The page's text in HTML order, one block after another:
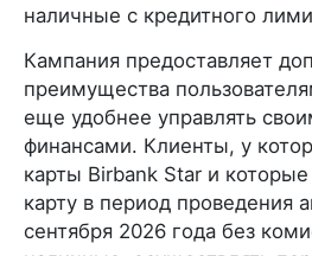
наличные с кредитного
Кампания предоставляет
преимущества
еще удобнее управлять
финансами. Клиенты, у
карты Birbank Star и
карту в период проведения
сентября 2026 года без